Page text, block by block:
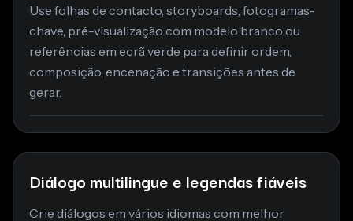
Use folhas de contacto, storyboards, fotogramas-
chave, pré-visualização com modelo branco ou
referências em ecrã verde para definir ordem,
composição, encenação e transições antes de
gerar.
Diálogo multilingue e legendas fiáveis
Crie diálogos em vários idiomas com melhor